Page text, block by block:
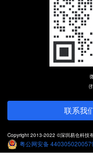
(
联系我
Copyright 2013-2022 ©深圳易仓科技
粤公网安备